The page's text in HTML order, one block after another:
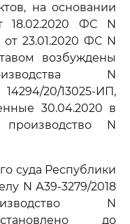
на основании
18.02.2020 ФС N
23.01.2020 ФС N
возбуждены
N
20/13025-ИП,
30.04.2020 в
производство N
суда Республики
N А39-3279/2018
N
до